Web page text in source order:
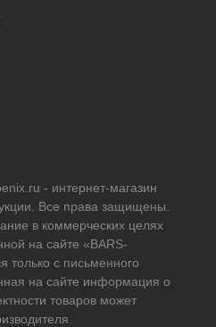
- интернет-магазин
Все права защищены.
в коммерческих целях
на сайте «BARS-
только с письменного
на сайте информация о
товаров может